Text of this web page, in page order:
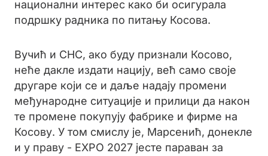
национални интерес како би осигурала
подршку радника по питању Косова.
Вучић и СНС, ако буду признали Косово,
неће дакле издати нацију, већ само своје
другаре који се и даље надају промени
међународне ситуације и прилици да након
те промене покупују фабрике и фирме на
Косову. У том смислу је, Марсенић, донекле
и у праву - EXPO 2027 јесте параван за